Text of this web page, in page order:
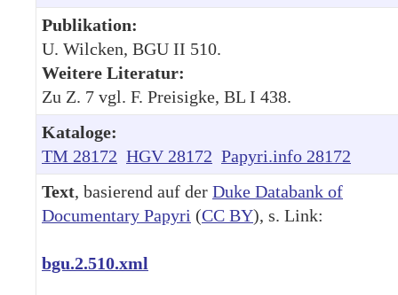
Publikation:
U. Wilcken, BGU II 510.
Weitere Literatur:
Zu Z. 7 vgl. F. Preisigke, BL I 438.
Kataloge:
TM 28172 HGV 28172 Papyri.info 28172
Text, basierend auf der Duke Databank of
Documentary Papyri (CC BY), s. Link:
bgu.2.510.xml